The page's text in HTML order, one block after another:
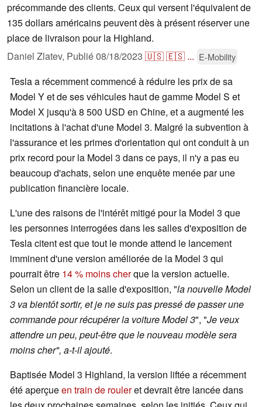
précommande des clients. Ceux qui versent l'équivalent de
135 dollars américains peuvent dès à présent réserver une
place de livraison pour la Highland.
Daniel Zlatev, Publié08/18/2023 🇺🇸🇪🇸 ... E-Mobility
Tesla a récemment commencé à réduire les prix de sa
Model Y et de ses véhicules haut de gamme Model S et
Model X jusqu'à 8 500 USD en Chine, et a augmenté les
incitations à l'achat d'une Model 3. Malgré la subvention à
l'assurance et les primes d'orientation qui ont conduit à un
prix record pour la Model 3 dans ce pays, il n'y a pas eu
beaucoup d'achats, selon une enquête menée par une
publication financière locale.
L'une des raisons de l'intérêt mitigé pour la Model 3 que
les personnes interrogées dans les salles d'exposition de
Tesla citent est que tout le monde attend le lancement
imminent d'une version améliorée de la Model 3 qui
pourrait être 14 % moins cherque la version actuelle.
Selon un client de la salle d'exposition, "la nouvelle Model
3 va bientôt sortir, et je ne suis pas pressé de passer une
commande pour récupérer la voiture Model 3", "Je veux
attendre un peu, peut-être que le nouveau modèle sera
moins cher", a-t-il ajouté.
Baptisée Model 3 Highland, la version liftée a récemment
été aperçueen train de rouleret devrait être lancée dans